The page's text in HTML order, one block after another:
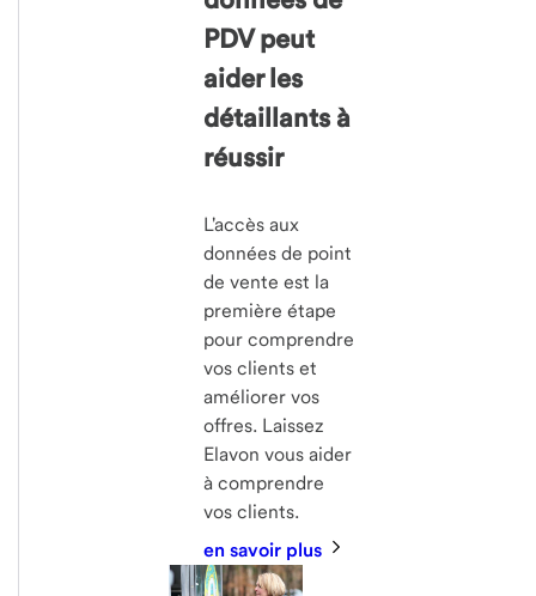
PDV peut
aider les
détaillants à
réussir
L'accès aux
données de point
de vente est la
première étape
pour comprendre
vos clients et
améliorer vos
offres. Laissez
Elavon vous aider
à comprendre
vos clients.
en savoir plus